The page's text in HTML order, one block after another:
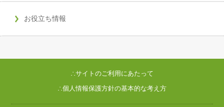
お役立ち情報
∴サイトのご利用にあたって
∴個人情報保護方針の基本的な考え方